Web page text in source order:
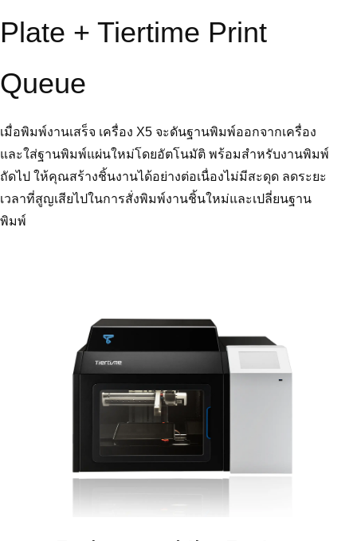
Plate + Tiertime Print
Queue
เมื่อพิมพ์งานเสร็จ เครื่อง X5 จะดันฐานพิมพ์ออกจากเครื่อง
และใส่ฐานพิมพ์แผ่นใหม่โดยอัตโนมัติ พร้อมสำหรับงานพิมพ์
ถัดไป ให้คุณสร้างชิ้นงานได้อย่างต่อเนื่องไม่มีสะดุด ลดระยะ
เวลาที่สูญเสียไปในการสั่งพิมพ์งานชิ้นใหม่และเปลี่ยนฐาน
พิมพ์